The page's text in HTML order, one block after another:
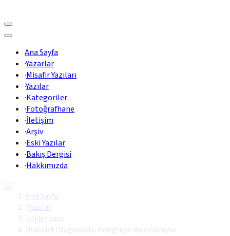
Ana Sayfa
·Yazarlar
·Misafir Yazıları
·Yazılar
·Kategoriler
·Fotoğrafhane
·İletişim
·Arşiv
·Eski Yazılar
·Bakış Dergisi
·Hakkımızda
Ana Sayfa
Yazılar
slider yazı
Kasidef Olağanüstü Kongreye Hazırlanıyor